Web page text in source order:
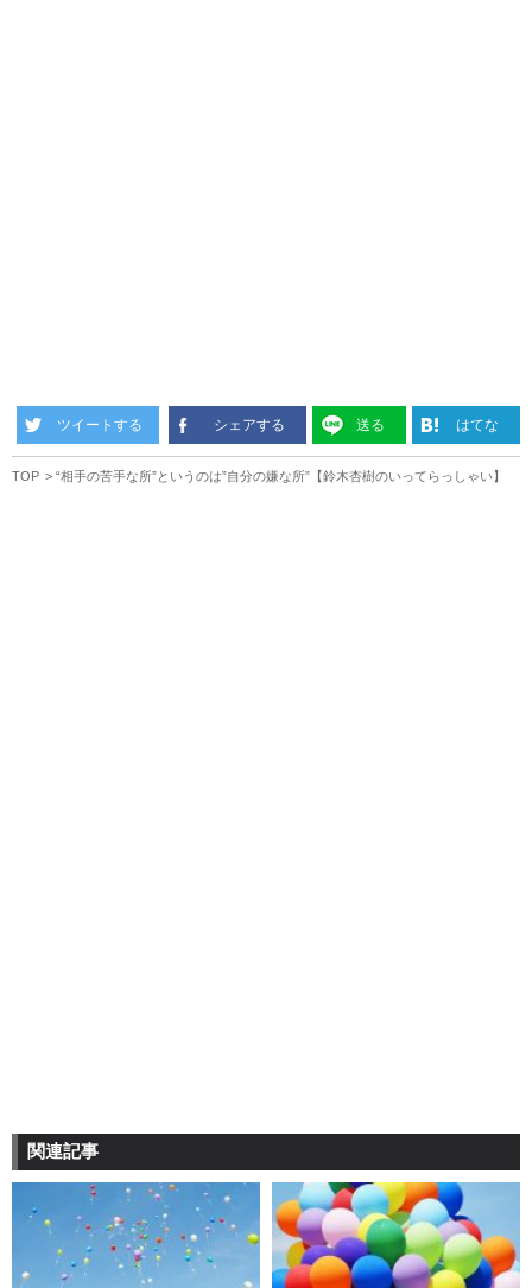
ツイートする シェアする 送る はてな
TOP “相手の苦手な所”というのは”自分の嫌な所”【鈴木杏樹のいってらっしゃい】
関連記事